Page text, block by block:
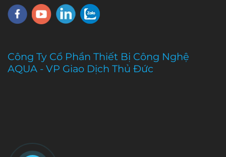
Công Ty Cổ Phần Thiết Bị Công Nghệ
AQUA - VP Giao Dịch Thủ Đức